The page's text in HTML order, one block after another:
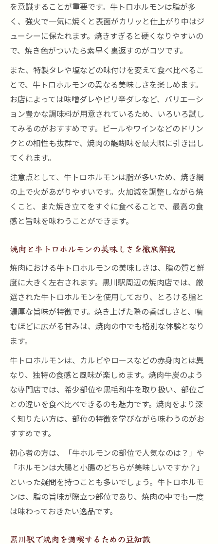
焼肉で牛トロホルモンを美味しく食べるコ
ツ
牛トロホルモンの焼き方と味わい方を解説
焼肉で試したい牛トロホルモンの楽しみ方
牛トロホルモンのタレや薬味で焼肉を満喫
焼肉をより楽しむ牛トロホルモンのアレン
ジ
を意識することが重要です。牛トロホルモンは脂が多
く、強火で一気に焼くと表面がカリッと仕上がり中はジ
ューシーに保たれます。焼きすぎると硬くなりやすいの
で、焼き色がついたら素早く裏返すのがコツです。
また、特製タレや塩などの味付けを変えて食べ比べるこ
とで、牛トロホルモンの異なる美味しさを楽しめます。
お店によっては味噌ダレやピリ辛ダレなど、バリエーシ
ョン豊かな調味料が用意されているため、いろいろ試し
てみるのがおすすめです。ビールやワインなどのドリン
クとの相性も抜群で、焼肉の醍醐味を最大限に引き出し
てくれます。
注意点として、牛トロホルモンは脂が多いため、焼き網
の上で火があがりやすいです。火加減を調整しながら焼
くこと、また焼き立てをすぐに食べることで、最高の食
感と旨味を味わうことができます。
焼肉と牛トロホルモンの美味しさを徹底解説
焼肉における牛トロホルモンの美味しさは、脂の質と鮮
度に大きく左右されます。黒川駅周辺の焼肉店では、厳
選された牛トロホルモンを使用しており、とろける脂と
濃厚な旨味が特徴です。焼き上げた際の香ばしさと、噛
むほどに広がる甘みは、焼肉の中でも格別な体験となり
ます。
牛トロホルモンは、カルビやロースなどの赤身肉とは異
なり、独特の食感と風味が楽しめます。焼肉牛炭のよう
な専門店では、希少部位や黒毛和牛を取り扱い、部位ご
との違いを食べ比べできるのも魅力です。焼肉をより深
く知りたい方は、部位の特徴を学びながら味わうのがお
すすめです。
初心者の方は、「牛ホルモンの部位で人気なのは？」や
「ホルモンは大腸と小腸のどちらが美味しいですか？」
といった疑問を持つことも多いでしょう。牛トロホルモ
ンは、脂の旨味が際立つ部位であり、焼肉の中でも一度
は味わっておきたい逸品です。
黒川駅で焼肉を満喫するための豆知識